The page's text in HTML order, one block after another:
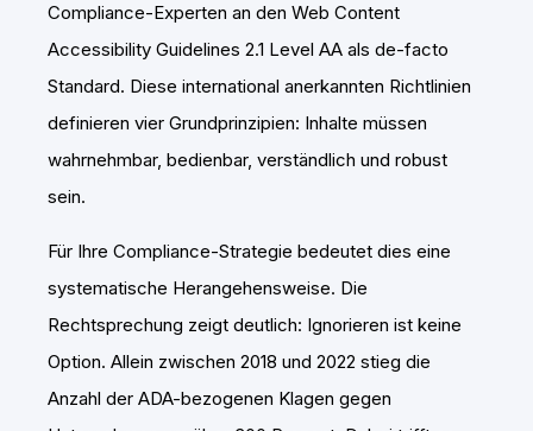
Compliance-Experten an den Web Content
Accessibility Guidelines 2.1 Level AA als de-facto
Standard. Diese international anerkannten Richtlinien
definieren vier Grundprinzipien: Inhalte müssen
wahrnehmbar, bedienbar, verständlich und robust
sein.
Für Ihre Compliance-Strategie bedeutet dies eine
systematische Herangehensweise. Die
Rechtsprechung zeigt deutlich: Ignorieren ist keine
Option. Allein zwischen 2018 und 2022 stieg die
Anzahl der ADA-bezogenen Klagen gegen